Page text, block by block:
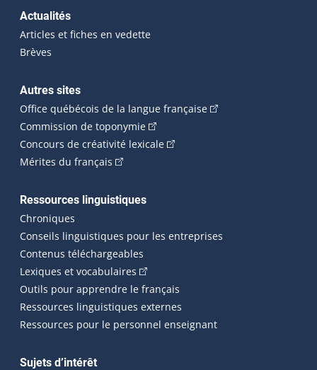
Actualités
Articles et fiches en vedette
Brèves
Autres sites
Office québécois de la langue française(Cet hyperlien
Commission de toponymie(Cet hyperlien externe s'ouvrira
Concours de créativité lexicale(Cet hyperlien externe
Mérites du français (Cet hyperlien externe s'ouvrira dans une
Ressources linguistiques
Chroniques
Conseils linguistiques pour les entreprises
Contenus téléchargeables
Lexiques et vocabulaires (Cet hyperlien externe s'ouvrira
Outils pour apprendre le français
Ressources linguistiques externes
Ressources pour le personnel enseignant
Sujets d’intérêt